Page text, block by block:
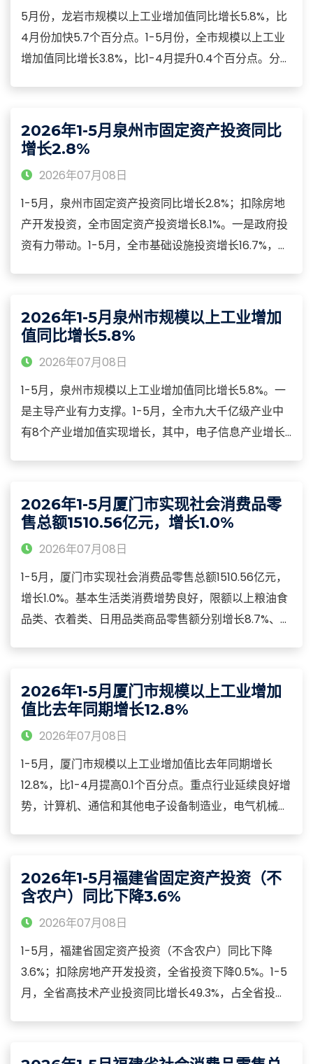
5月份，龙岩市规模以上工业增加值同比增长5.8%，比
4月份加快5.7个百分点。1-5月份，全市规模以上工业
增加值同比增长3.8%，比1-4月提升0.4个百分点。分三
分经济类型看，国有控股企业增加值下降1.5%；股份制
企业增长3.4%
2026年1-5月泉州市固定资产投资同比
增长2.8%
2026年07月08日
1-5月，泉州市固定资产投资同比增长2.8%；扣除房地
产开发投资，全市固定资产投资增长8.1%。一是政府投
资有力带动。1-5月，全市基础设施投资增长16.7%，拉
固定资产投资增长3.6个百分点。
2026年1-5月泉州市规模以上工业增加
值同比增长5.8%
2026年07月08日
1-5月，泉州市规模以上工业增加值同比增长5.8%。一
是主导产业有力支撑。1-5月，全市九大千亿级产业中
有8个产业增加值实现增长，其中，电子信息产业增长
民营工业增加值增长9.0%，规模以上小型工业企业增加
值增长10.7%
2026年1-5月厦门市实现社会消费品零
售总额1510.56亿元，增长1.0%
2026年07月08日
1-5月，厦门市实现社会消费品零售总额1510.56亿元，
增长1.0%。基本生活类消费增势良好，限额以上粮油食
品类、衣着类、日用品类商品零售额分别增长8.7%、
智能家用电器和音像器材、可穿戴智能设备商品零售额
分别增长11.4%和2.2倍，限额以上新能源汽车商品零售
2026年1-5月厦门市规模以上工业增加
值比去年同期增长12.8%
2026年07月08日
1-5月，厦门市规模以上工业增加值比去年同期增长
12.8%，比1-4月提高0.1个百分点。重点行业延续良好增
势，计算机、通信和其他电子设备制造业，电气机械和
高技术制造业增加值增长20.5%，高于规模以上工业7.7
个百分点。
2026年1-5月福建省固定资产投资（不
含农户）同比下降3.6%
2026年07月08日
1-5月，福建省固定资产投资（不含农户）同比下降
3.6%；扣除房地产开发投资，全省投资下降0.5%。1-5
月，全省高技术产业投资同比增长49.3%，占全省投资
备及仪器仪表制造业投资增长107.4%，航空、航天器及